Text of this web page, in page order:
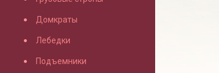
Домкраты
Лебедки
Подъемники